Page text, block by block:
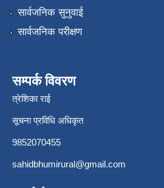
सार्वजनिक सुनुवाई
सार्वजनिक परीक्षण
सम्पर्क विवरण
त्रेशिका राई
सूचना प्रविधि अधिकृत
9852070455
sahidbhumirural@gmail.com